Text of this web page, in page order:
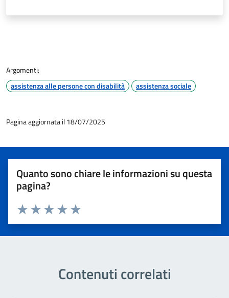
Argomenti:
assistenza alle persone con disabilità
assistenza sociale
Pagina aggiornata il 18/07/2025
Quanto sono chiare le informazioni su questa
pagina?
Valuta 5 stelle su 5
Valuta 4 stelle su 5
Valuta 3 stelle su 5
Valuta 2 stelle su 5
Valuta 1 stelle su 5
Contenuti correlati